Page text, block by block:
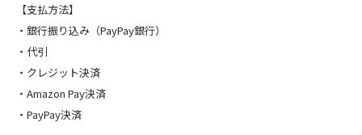
【支払方法】
・銀行振り込み（PayPay銀行）
・代引
・クレジット決済
・Amazon Pay決済
・PayPay決済